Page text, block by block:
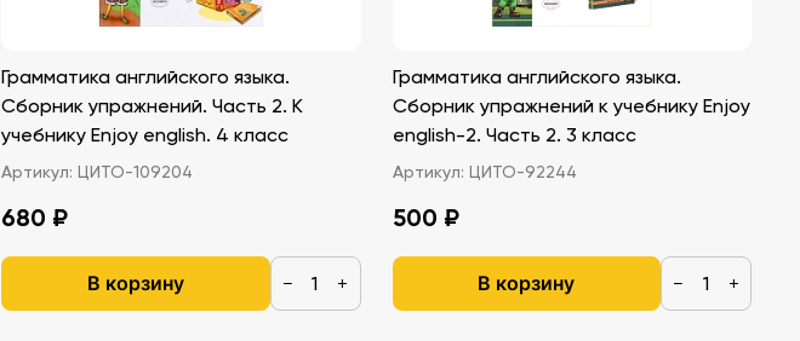
Грамматика английского языка.
Сборник упражнений. Часть 2. К
учебнику Enjoy english. 4 класс
Артикул: ЦИТО-109204
680 ₽
В корзину − +
Грамматика английского языка.
Сборник упражнений к учебнику Enjoy
english-2. Часть 2. 3 класс
Артикул: ЦИТО-92244
500 ₽
В корзину − +